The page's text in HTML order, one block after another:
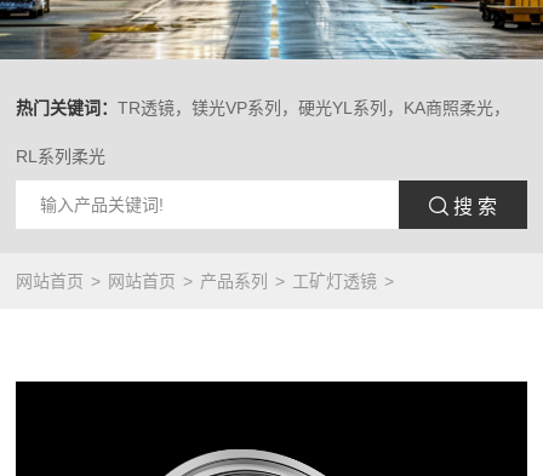
热门关键词：TR透镜，镁光VP系列，硬光YL系列，KA商照柔光，
RL系列柔光
 搜 索
网站首页 网站首页 产品系列 工矿灯透镜